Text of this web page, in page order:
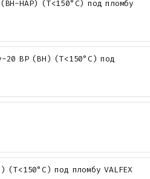
НАР) (Т<150°С) под пломбу
20 ВР (ВН) (Т<150°С) под
под пломбу VALFEX